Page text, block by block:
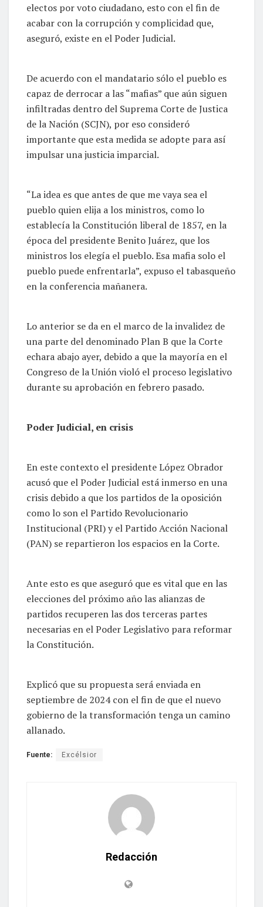
electos por voto ciudadano, esto con el fin de
acabar con la corrupción y complicidad que,
aseguró, existe en el Poder Judicial.
De acuerdo con el mandatario sólo el pueblo es
capaz de derrocar a las “mafias” que aún siguen
infiltradas dentro del Suprema Corte de Justica
de la Nación (SCJN), por eso consideró
importante que esta medida se adopte para así
impulsar una justicia imparcial.
“La idea es que antes de que me vaya sea el
pueblo quien elija a los ministros, como lo
establecía la Constitución liberal de 1857, en la
época del presidente Benito Juárez, que los
ministros los elegía el pueblo. Esa mafia solo el
pueblo puede enfrentarla”, expuso el tabasqueño
en la conferencia mañanera.
Lo anterior se da en el marco de la invalidez de
una parte del denominado Plan B que la Corte
echara abajo ayer, debido a que la mayoría en el
Congreso de la Unión violó el proceso legislativo
durante su aprobación en febrero pasado.
Poder Judicial, en crisis
En este contexto el presidente López Obrador
acusó que el Poder Judicial está inmerso en una
crisis debido a que los partidos de la oposición
como lo son el Partido Revolucionario
Institucional (PRI) y el Partido Acción Nacional
(PAN) se repartieron los espacios en la Corte.
Ante esto es que aseguró que es vital que en las
elecciones del próximo año las alianzas de
partidos recuperen las dos terceras partes
necesarias en el Poder Legislativo para reformar
la Constitución.
Explicó que su propuesta será enviada en
septiembre de 2024 con el fin de que el nuevo
gobierno de la transformación tenga un camino
allanado.
Fuente: Excélsior
Redacción